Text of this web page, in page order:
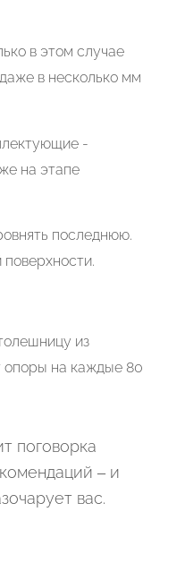
в этом случае
в несколько мм
-
на этапе
последнюю.
из
опоры на каждые 80
поговорка
– и
вас.